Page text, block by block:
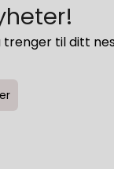
trenger til ditt